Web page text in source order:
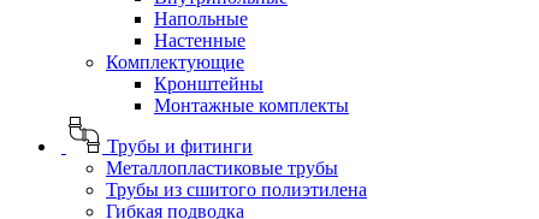
Напольные
Настенные
Комплектующие
Кронштейны
Монтажные комплекты
Трубы и фитинги
Металлопластиковые трубы
Трубы из сшитого полиэтилена
Гибкая подводка